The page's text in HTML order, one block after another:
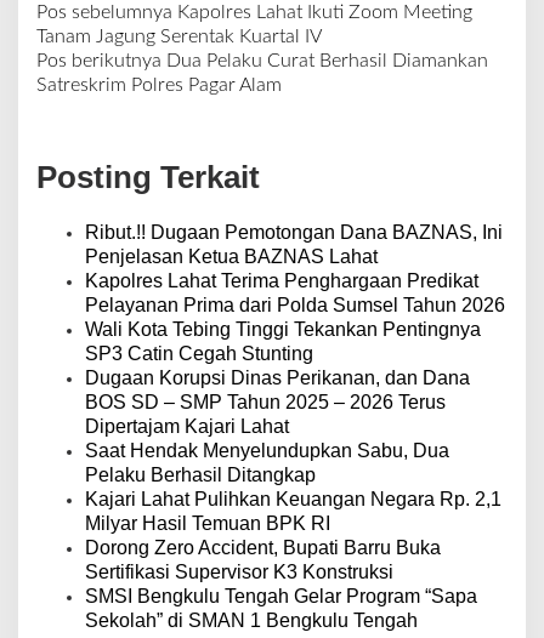
N
a
v
a
s
Pos sebelumnya Kapolres Lahat Ikuti Zoom Meeting
Tanam Jagung Serentak Kuartal IV
Pos berikutnya Dua Pelaku Curat Berhasil Diamankan
Satreskrim Polres Pagar Alam
Posting Terkait
Ribut.!! Dugaan Pemotongan Dana BAZNAS, Ini
Penjelasan Ketua BAZNAS Lahat
Kapolres Lahat Terima Penghargaan Predikat
Pelayanan Prima dari Polda Sumsel Tahun 2026
Wali Kota Tebing Tinggi Tekankan Pentingnya
SP3 Catin Cegah Stunting
Dugaan Korupsi Dinas Perikanan, dan Dana
BOS SD – SMP Tahun 2025 – 2026 Terus
Dipertajam Kajari Lahat
Saat Hendak Menyelundupkan Sabu, Dua
Pelaku Berhasil Ditangkap
Kajari Lahat Pulihkan Keuangan Negara Rp. 2,1
Milyar Hasil Temuan BPK RI
Dorong Zero Accident, Bupati Barru Buka
Sertifikasi Supervisor K3 Konstruksi
SMSI Bengkulu Tengah Gelar Program “Sapa
Sekolah” di SMAN 1 Bengkulu Tengah